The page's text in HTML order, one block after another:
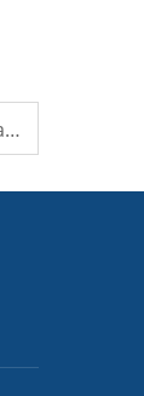
lpack Nigeriya mijozini qaytadan ko'rib chiqdi | 8000 dona/soat quvvatli 750 ml suv quyish liniyasi barqaror ishlamoqda. Subtitr: Zhangjiagang lpack Machine Co., Ltd – Afrika bozori bo'yicha holat tadqiqoti